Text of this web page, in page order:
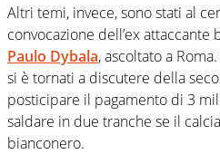
Altri temi, invece, sono stati al
convocazione dell’ex attaccante
Paulo Dybala, ascoltato a
si è tornati a discutere della
posticipare il pagamento di 3
saldare in due tranche se il
bianconero.